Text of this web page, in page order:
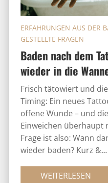
Baden nach dem
wieder in die
ERFAHRUNGEN AUS DER
GESTELLTE FRAGEN
Frisch tätowiert und
Timing: Ein neues
offene Wunde – und
Einweichen überhaupt
Frage ist also: Wann
wieder baden? Kurz &...
WEITERLESEN